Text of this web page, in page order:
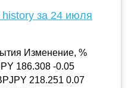
за 24 июля
Изменение, %
186.308 -0.05
218.251 0.07